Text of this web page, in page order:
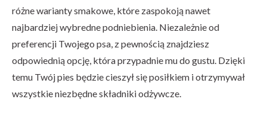
różne warianty smakowe, które zaspokoją nawet
najbardziej wybredne podniebienia. Niezależnie od
preferencji Twojego psa, z pewnością znajdziesz
odpowiednią opcję, która przypadnie mu do gustu. Dzięki
temu Twój pies będzie cieszył się posiłkiem i otrzymywał
wszystkie niezbędne składniki odżywcze.